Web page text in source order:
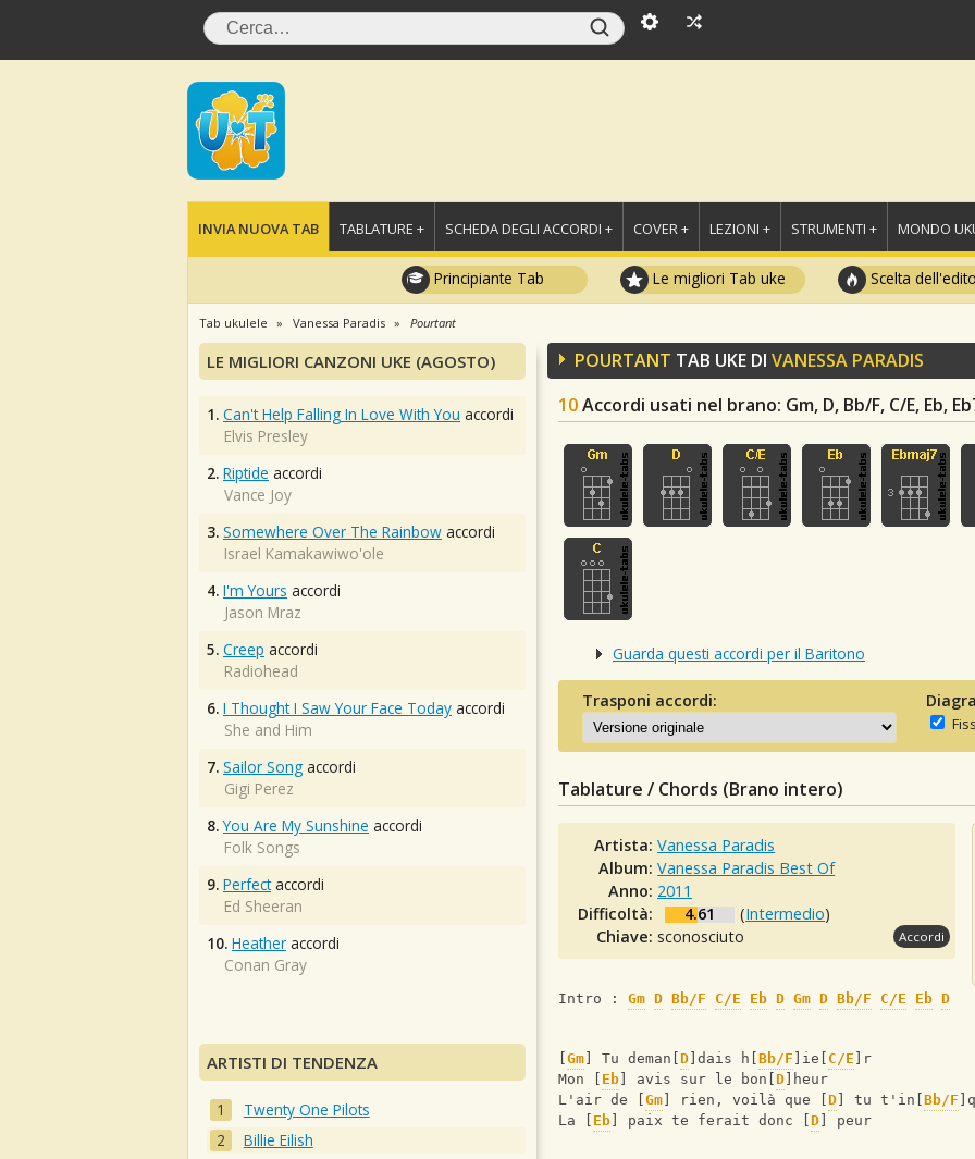
INVIA NUOVA TAB TABLATURE + SCHEDA DEGLI ACCORDI + COVER + LEZIONI + STRUMENTI + MONDO
Principiante Tab Le migliori Tab uke Scelta
Tab ukulele Vanessa Paradis Pourtant
POURTANT TAB UKE DI VANESSA PARADIS
10Accordi usati nel brano: Gm, D, Bb/F, C/E, Eb,
Guarda questi accordi per il Baritono
Trasponi accordi:
Tablature / Chords (Brano intero)
Artista:Vanessa Paradis
Album:Vanessa Paradis Best Of
Anno: 2011
Difficoltà:
4.61 (Intermedio)
Chiave:sconosciuto Accordi
Intro : Gm D Bb/F C/E Eb D Gm D Bb/F C/E Eb D
Gm ] Tu deman[ D ]dais h[ Bb/F ]ie[ C/E ]r
Mon [ Eb ] avis sur le bon[ D ]heur
L'air de [ Gm ] rien, voilà que [ D ] tu t'in[ Bb/F
La [ Eb ] paix te ferait donc [ D ] peur
LE MIGLIORI CANZONI UKE (AGOSTO)
1. Can't Help Falling In Love With You accordi
Elvis Presley
2. Riptide accordi
Vance Joy
3. Somewhere Over The Rainbow accordi
Israel Kamakawiwo'ole
4. I'm Yours accordi
Jason Mraz
5. Creep accordi
Radiohead
6. I Thought I Saw Your Face Today accordi
She and Him
7. Sailor Song accordi
Gigi Perez
8. You Are My Sunshine accordi
Folk Songs
9. Perfectaccordi
Ed Sheeran
10. Heather accordi
Conan Gray
ARTISTI DI TENDENZA
Twenty One Pilots
Billie Eilish